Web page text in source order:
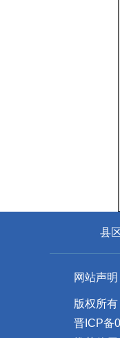
县
网站声明
版权所
晋ICP备